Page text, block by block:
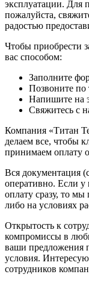
эксплуатации. Для
пожалуйста,
радостью
Чтобы приобрести
вас способом:
Заполните
Позвоните по
Напишите на
Свяжитесь с
Компания «Титан
делаем все, чтобы
принимаем оплату
Вся документация
оперативно. Если у
оплату сразу, то мы
либо на условиях
Открытость к
компромиссы в
ваши предложения
условия.
сотрудников